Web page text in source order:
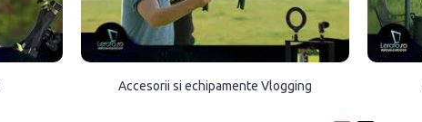
Accesorii si echipamente Vlogging